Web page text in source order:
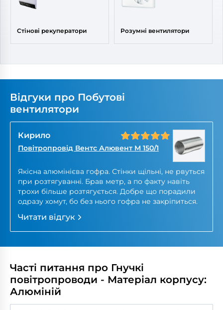
Стінові рекуператори Розумні вентилятори
Відгуки про Побутові
вентилятори
Кирило
Повітропровід Вентс Алювент М 150/1
Якісна алюмінієва гофра. Стінки щільні, не рвуться
при розтягуванні. Брав метр, а по факту навіть
трохи більше розтягується. Добре що порадили
одразу хомут, бо без нього гофра не закріпиться.
Читати відгук
Часті питання про Гнучкі
повітропроводи - Матеріал корпусу:
Алюміній